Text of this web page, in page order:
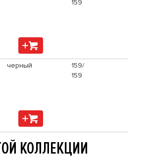
159
черный
159/
159
КОЛЛЕКЦИИ